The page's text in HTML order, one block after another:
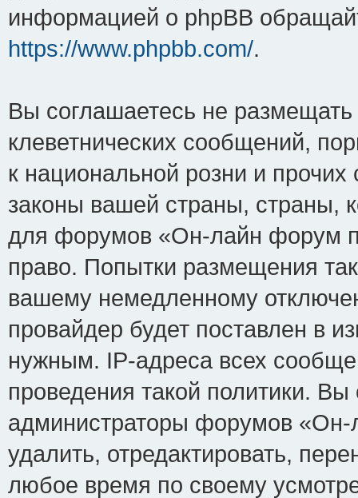
информацией о phpBB
https://www.phpbb.com/.
Вы соглашаетесь не
клеветнических сообщений,
к национальной розни и
законы вашей страны, страны,
для форумов «Он-лайн форум
право. Попытки размещения
вашему немедленному
провайдер будет поставлен в
нужным. IP-адреса всех
проведения такой политики.
администраторы форумов
удалить, отредактировать,
любое время по своему